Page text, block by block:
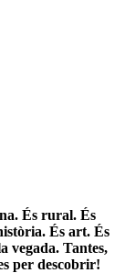
És rural. És
És art. És
vegada. Tantes,
per descobrir!